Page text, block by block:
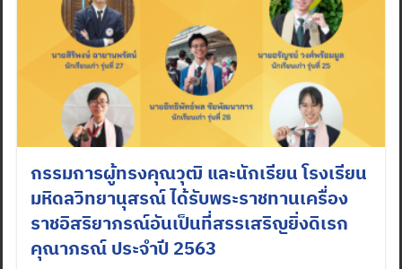
กรรมการผู้ทรงคุณวุฒิ และนักเรียน โรงเรียน
มหิดลวิทยานุสรณ์ ได้รับพระราชทานเครื่อง
ราชอิสริยาภรณ์อันเป็นที่สรรเสริญยิ่งดิเรก
คุณาภรณ์ ประจำปี 2563